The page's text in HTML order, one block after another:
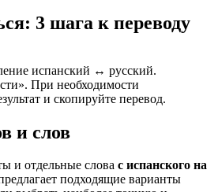
3 шага к переводу
испанский ↔ русский.
При необходимости
и скопируйте перевод.
и слов
и отдельные слова с испанского на
подходящие варианты